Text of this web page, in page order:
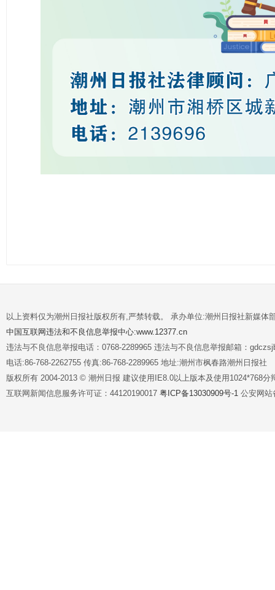
以上资料仅为潮州日报社版权所有,严禁转载。 承办单位:潮州日报社新媒体
中国互联网违法和不良信息举报中心:www.12377.cn
违法与不良信息举报电话：0768-2289965 违法与不良信息举报邮箱：
电话:86-768-2262755 传真:86-768-2289965 地址:潮州市枫春路潮州日报社
版权所有 2004-2013 © 潮州日报 建议使用IE8.0以上版本及使用1024*768分
互联网新闻信息服务许可证：44120190017 粤ICP备13030909号-1 公安网站